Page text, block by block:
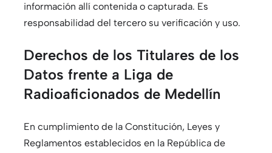
información allí contenida o capturada. Es
responsabilidad del tercero su verificación y uso.
Derechos de los Titulares de los
Datos frente a Liga de
Radioaficionados de Medellín
En cumplimiento de la Constitución, Leyes y
Reglamentos establecidos en la República de